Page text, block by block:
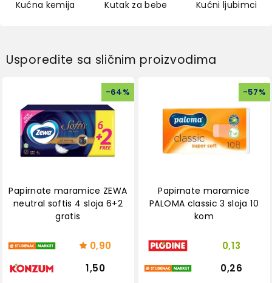
Kućna kemija Kutak za bebe Kućni ljubimci
Usporedite sa sličnim proizvodima
-64%
Papirnate maramice ZEWA
neutral softis 4 sloja 6+2
gratis
0,90
1,50
-57%
Papirnate maramice
PALOMA classic 3 sloja 10
kom
0,13
0,26